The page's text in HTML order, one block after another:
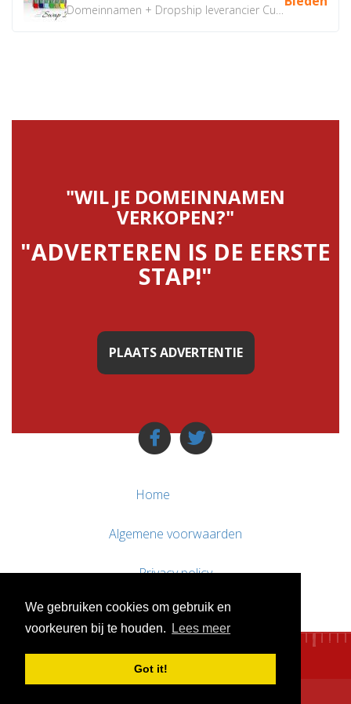
We gebruiken cookies om gebruik en
voorkeuren bij te houden.
Lees meer
Got it!
"WIL JE DOMEINNAMEN
VERKOPEN?"
"ADVERTEREN IS DE EERSTE
STAP!"
PLAATS ADVERTENTIE
Home
Algemene voorwaarden
Privacy policy
Contact / Support